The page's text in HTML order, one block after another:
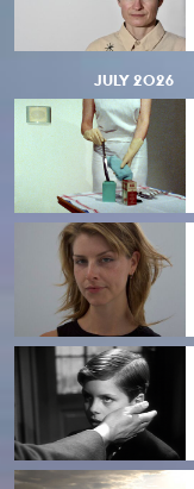
JULY 2026